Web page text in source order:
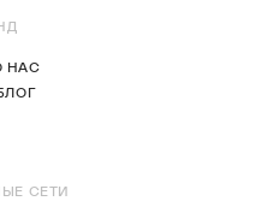
СЕТИ
НАС